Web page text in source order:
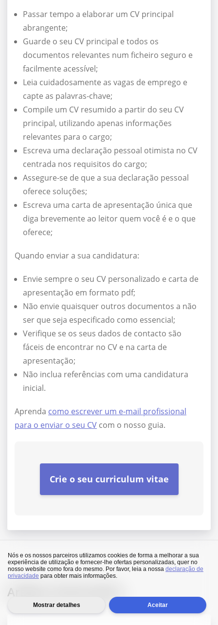
Nós e os nossos parceiros utilizamos cookies de forma a melhorar a sua
experiência de utilização e fornecer-lhe ofertas personalizadas, quer no
nosso website como fora do mesmo. Por favor, leia a nossa declaração de
privacidade para obter mais informações.
Mostrar detalhes Aceitar
Passar tempo a elaborar um CV principal
abrangente;
Guarde o seu CV principal e todos os
documentos relevantes num ficheiro seguro e
facilmente acessível;
Leia cuidadosamente as vagas de emprego e
capte as palavras-chave;
Compile um CV resumido a partir do seu CV
principal, utilizando apenas informações
relevantes para o cargo;
Escreva uma declaração pessoal otimista no CV
centrada nos requisitos do cargo;
Assegure-se de que a sua declaração pessoal
oferece soluções;
Escreva uma carta de apresentação única que
diga brevemente ao leitor quem você é e o que
oferece;
Quando enviar a sua candidatura:
Envie sempre o seu CV personalizado e carta de
apresentação em formato pdf;
Não envie quaisquer outros documentos a não
ser que seja especificado como essencial;
Verifique se os seus dados de contacto são
fáceis de encontrar no CV e na carta de
apresentação;
Não inclua referências com uma candidatura
inicial.
Aprenda como escrever um e-mail profissional
para o enviar o seu CV com o nosso guia.
Crie o seu curriculum vitae
Artigos relacionados